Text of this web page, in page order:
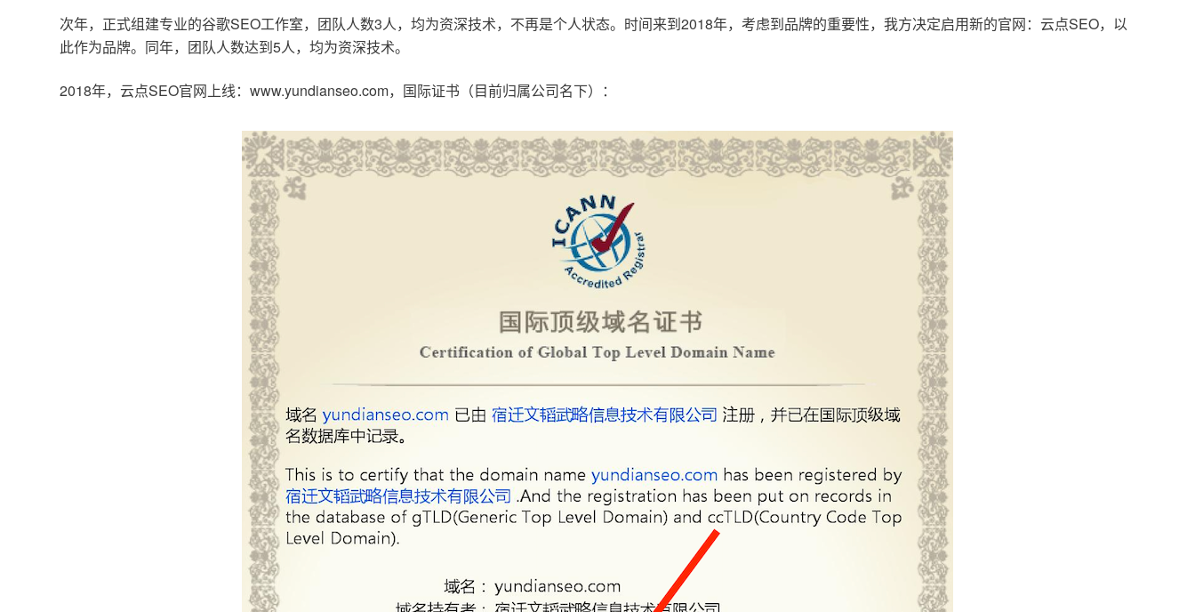
次年，正式组建专业的谷歌SEO工作室，团队人数3人，均为资深技术，不再是个人状态。时间来到2018年，考虑到品牌的重要性，我方决定启用新的官网：云点SEO，以
此作为品牌。同年，团队人数达到5人，均为资深技术。
2018年，云点SEO官网上线：www.yundianseo.com，国际证书（目前归属公司名下）：